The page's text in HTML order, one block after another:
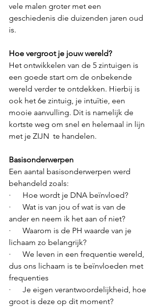
vele malen groter met een
geschiedenis die duizenden jaren oud
is.
Hoe vergroot je jouw wereld?
Het ontwikkelen van de 5 zintuigen is
een goede start om de onbekende
wereld verder te ontdekken. Hierbij is
ook het 6e zintuig, je intuïtie, een
mooie aanvulling. Dit is namelijk de
kortste weg om snel en helemaal in lijn
met je ZIJN  te handelen.
Basisonderwerpen
Een aantal basisonderwerpen werd
behandeld zoals:
·      Hoe wordt je DNA beïnvloed?
·      Wat is van jou of wat is van de
ander en neem ik het aan of niet?
·      Waarom is de PH waarde van je
lichaam zo belangrijk?
·      We leven in een frequentie wereld,
dus ons lichaam is te beïnvloeden met
frequenties
·      Je eigen verantwoordelijkheid, hoe
groot is deze op dit moment?